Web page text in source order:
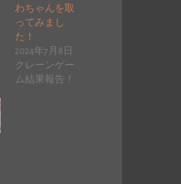
わちゃんを取
ってみまし
た！
2024年7月8日
クレーンゲー
ム結果報告！